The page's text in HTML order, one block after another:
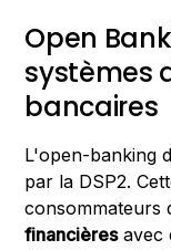
Open
systèmes
bancaires
L'open-banking
par la DSP2.
consommateurs
financièresavec